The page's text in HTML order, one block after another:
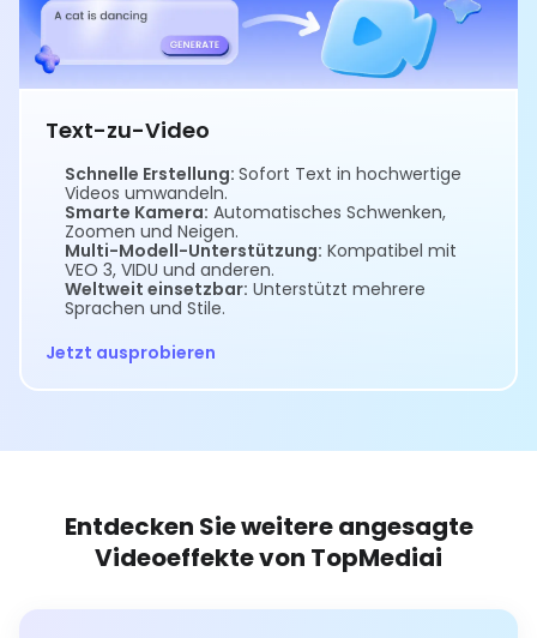
Text-zu-Video
Schnelle Erstellung: Sofort Text in hochwertige
Videos umwandeln.
Smarte Kamera: Automatisches Schwenken,
Zoomen und Neigen.
Multi-Modell-Unterstützung: Kompatibel mit
VEO 3, VIDU und anderen.
Weltweit einsetzbar: Unterstützt mehrere
Sprachen und Stile.
Jetzt ausprobieren
Entdecken Sie weitere angesagte
Videoeffekte von TopMediai